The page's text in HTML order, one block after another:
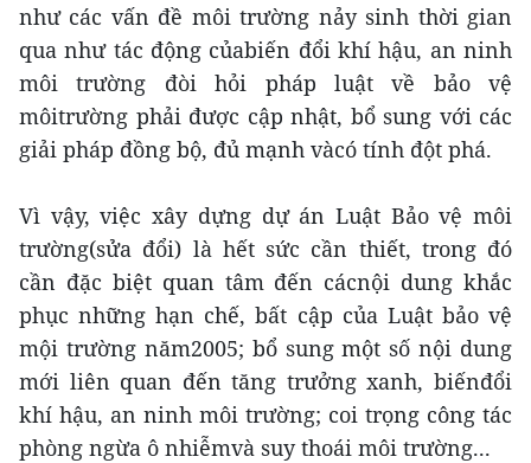
như các vấn đề môi trường nảy sinh thời gian
qua như tác động củabiến đổi khí hậu, an ninh
môi trường đòi hỏi pháp luật về bảo vệ
môitrường phải được cập nhật, bổ sung với các
giải pháp đồng bộ, đủ mạnh vàcó tính đột phá.
Vì vậy, việc xây dựng dự án Luật Bảo vệ môi
trường(sửa đổi) là hết sức cần thiết, trong đó
cần đặc biệt quan tâm đến cácnội dung khắc
phục những hạn chế, bất cập của Luật bảo vệ
mội trường năm2005; bổ sung một số nội dung
mới liên quan đến tăng trưởng xanh, biếnđổi
khí hậu, an ninh môi trường; coi trọng công tác
phòng ngừa ô nhiễmvà suy thoái môi trường...